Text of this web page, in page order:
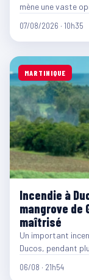
mène une vaste
07/08/2026 · 10h35
MARTINIQUE
Incendie à
mangrove de
maîtrisé
Un important
Ducos, pendant
06/08 · 21h54